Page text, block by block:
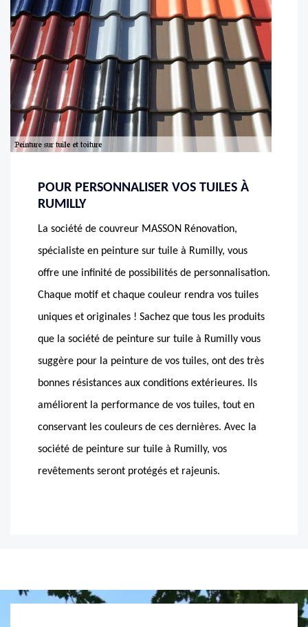
POUR PERSONNALISER VOS TUILES À
RUMILLY
La société de couvreur MASSON Rénovation,
spécialiste en peinture sur tuile à Rumilly, vous
offre une infinité de possibilités de personnalisation.
Chaque motif et chaque couleur rendra vos tuiles
uniques et originales ! Sachez que tous les produits
que la société de peinture sur tuile à Rumilly vous
suggère pour la peinture de vos tuiles, ont des très
bonnes résistances aux conditions extérieures. Ils
améliorent la performance de vos tuiles, tout en
conservant les couleurs de ces dernières. Avec la
société de peinture sur tuile à Rumilly, vos
revêtements seront protégés et rajeunis.